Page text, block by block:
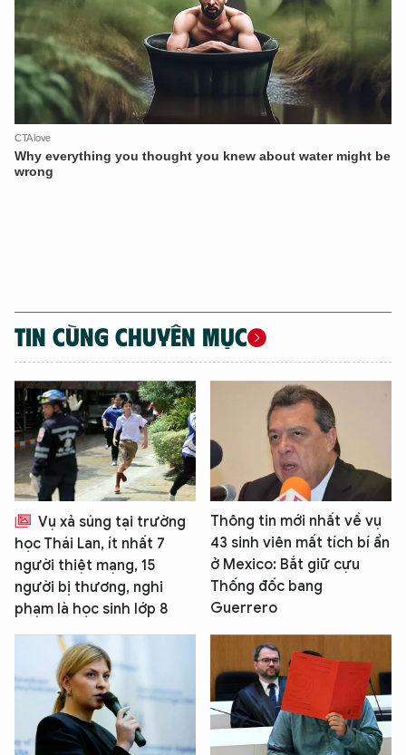
TIN CÙNG CHUYÊN MỤC
Vụ xả súng tại trường
học Thái Lan, ít nhất 7
người thiệt mạng, 15
người bị thương, nghi
phạm là học sinh lớp 8
Thông tin mới nhất về vụ
43 sinh viên mất tích bí ẩn
ở Mexico: Bắt giữ cựu
Thống đốc bang
Guerrero